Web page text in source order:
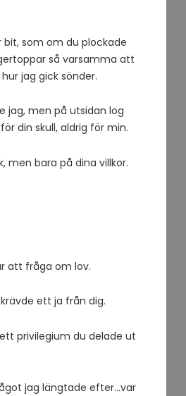
som om du plockade
så varsamma att
jag gick sönder.
jag, men på utsidan log
din skull, aldrig för min.
men bara på dina villkor.
att fråga om lov.
ett ja från dig.
privilegium du delade ut
jag längtade efter…var